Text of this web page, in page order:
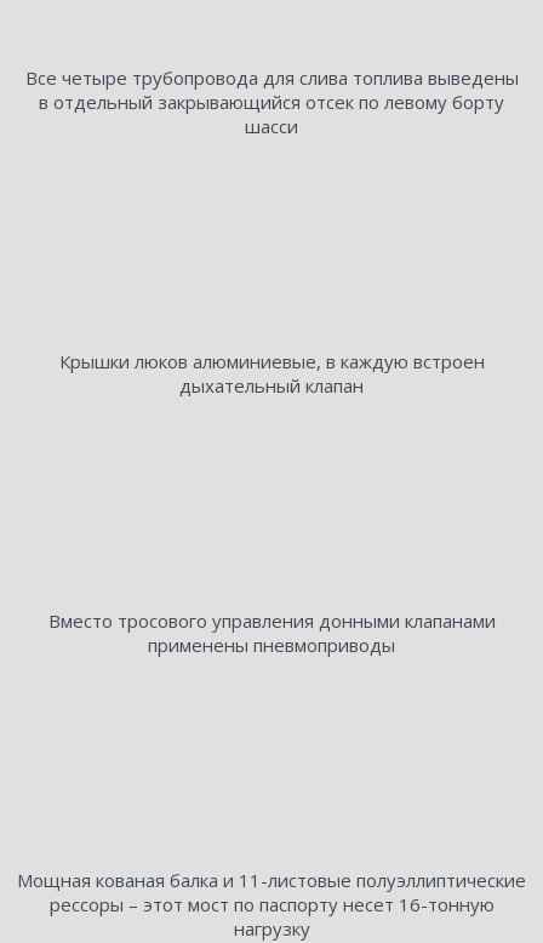
Все четыре трубопровода для слива топлива выведены
в отдельный закрывающийся отсек по левому борту
шасси
Крышки люков алюминиевые, в каждую встроен
дыхательный клапан
Вместо тросового управления донными клапанами
применены пневмоприводы
Мощная кованая балка и 11-листовые полуэллиптические
рессоры – этот мост по паспорту несет 16-тонную
нагрузку